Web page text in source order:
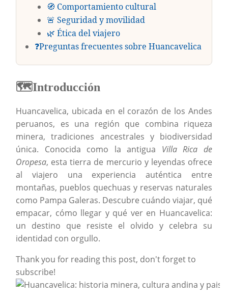
🧭 Comportamiento cultural
🚨 Seguridad y movilidad
🌿 Ética del viajero
❓Preguntas frecuentes sobre Huancavelica
🗺️Introducción
Huancavelica, ubicada en el corazón de los Andes
peruanos, es una región que combina riqueza
minera, tradiciones ancestrales y biodiversidad
única. Conocida como la antigua Villa Rica de
Oropesa, esta tierra de mercurio y leyendas ofrece
al viajero una experiencia auténtica entre
montañas, pueblos quechuas y reservas naturales
como Pampa Galeras. Descubre cuándo viajar, qué
empacar, cómo llegar y qué ver en Huancavelica:
un destino que resiste el olvido y celebra su
identidad con orgullo.
Thank you for reading this post, don't forget to
subscribe!